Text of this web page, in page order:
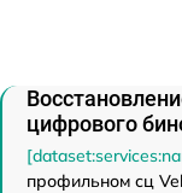
цифрового
профильном сц